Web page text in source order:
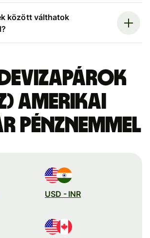
között válthatok
amerikai
pénznemmel
USD - INR